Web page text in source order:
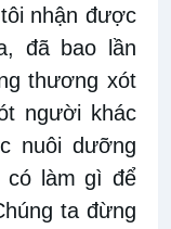
nhận được
đã bao lần
thương xót
người khác
nuôi dưỡng
có làm gì để
ta đừng